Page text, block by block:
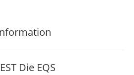
Die EQS